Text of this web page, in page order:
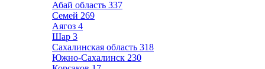
Абай область 337
Семей 269
Аягоз 4
Шар 3
Сахалинская область 318
Южно-Сахалинск 230